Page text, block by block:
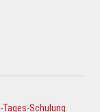
Tages-Schulung